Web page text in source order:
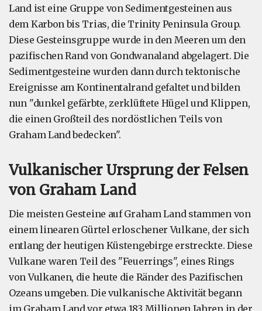
Land ist eine Gruppe von Sedimentgesteinen aus
dem Karbon bis Trias, die Trinity Peninsula Group.
Diese Gesteinsgruppe wurde in den Meeren um den
pazifischen Rand von Gondwanaland abgelagert. Die
Sedimentgesteine wurden dann durch tektonische
Ereignisse am Kontinentalrand gefaltet und bilden
nun "dunkel gefärbte, zerklüftete Hügel und Klippen,
die einen Großteil des nordöstlichen Teils von
Graham Land bedecken".
Vulkanischer Ursprung der Felsen
von Graham Land
Die meisten Gesteine auf Graham Land stammen von
einem linearen Gürtel erloschener Vulkane, der sich
entlang der heutigen Küstengebirge erstreckte. Diese
Vulkane waren Teil des "Feuerrings", eines Rings
von Vulkanen, die heute die Ränder des Pazifischen
Ozeans umgeben. Die vulkanische Aktivität begann
im Graham Land vor etwa 183 Millionen Jahren in der